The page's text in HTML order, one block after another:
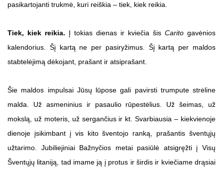
pasikartojanti trukmė, kuri reiškia – tiek, kiek reikia.
Tiek, kiek reikia. Į tokias dienas ir kviečia šis Carito gavėnios
kalendorius. Šį kartą ne per pasiryžimus. Šį kartą per maldos
stabtelėjimą dėkojant, prašant ir atsiprašant.
Šie maldos impulsai Jūsų lūpose gali pavirsti trumpute strėline
malda. Už asmeninius ir pasaulio rūpestėlius. Už šeimas, už
mokslą, už moteris, už sergančius ir kt. Svarbiausia – kiekvienoje
dienoje įsikimbant į vis kito šventojo ranką, prašantis šventųjų
užtarimo. Jubiliejiniai Bažnyčios metai pasiūlė atsigręžti į Visų
Šventųjų litaniją, tad imame ją į protus ir širdis ir kviečiame drąsiai